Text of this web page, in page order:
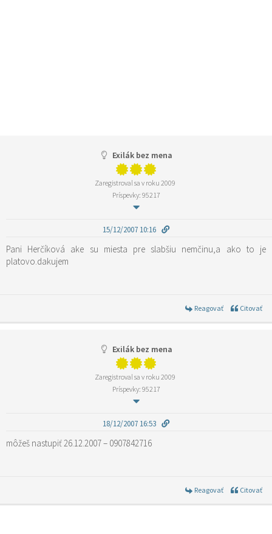
Exilák bez mena
Zaregistroval sa v roku 2009
Príspevky: 95217
15/12/2007 10:16
Pani Herčíková ake su miesta pre slabšiu nemčinu,a ako to je
platovo.dakujem
Reagovať Citovať
Exilák bez mena
Zaregistroval sa v roku 2009
Príspevky: 95217
18/12/2007 16:53
môžeš nastupiť 26.12.2007 – 0907842716
Reagovať Citovať